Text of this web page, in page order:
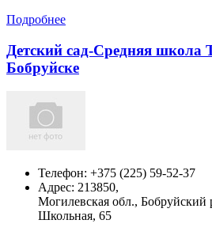
Подробнее
Детский сад-Средняя школа
Бобруйске
Телефон: +375 (225) 59-52-37
Адрес: 213850,
Могилевская обл., Бобруйский
Школьная, 65